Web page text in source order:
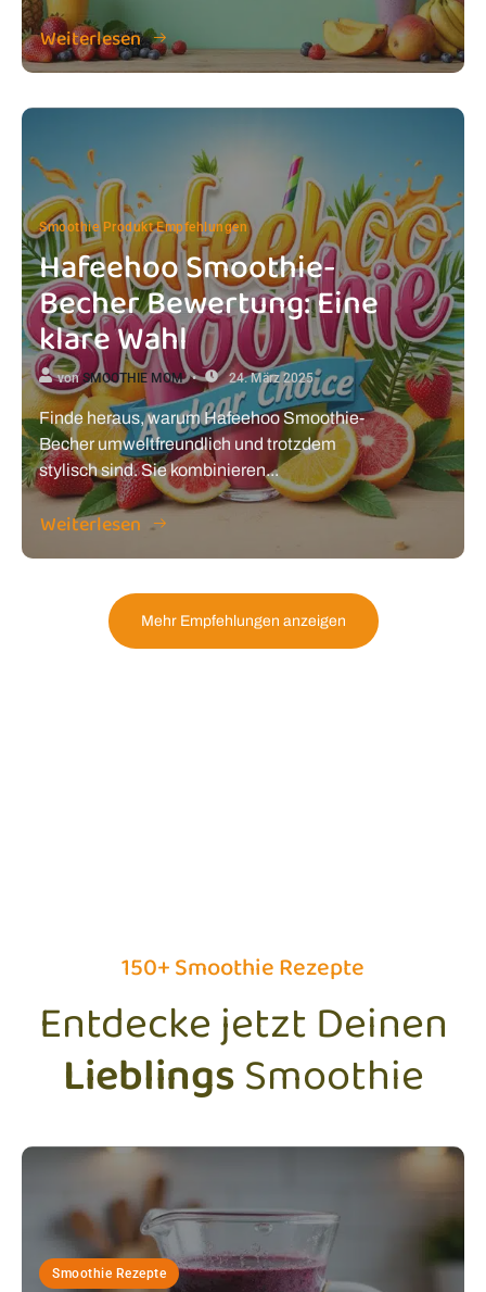
Weiterlesen
Smoothie Produkt Empfehlungen
Hafeehoo Smoothie-
Becher Bewertung: Eine
klare Wahl
vonSMOOTHIE MOM 24. März 2025
Finde heraus, warum Hafeehoo Smoothie-
Becher umweltfreundlich und trotzdem
stylisch sind. Sie kombinieren...
Weiterlesen
Mehr Empfehlungen anzeigen
150+ Smoothie Rezepte
Entdecke jetzt Deinen
LieblingsSmoothie
Smoothie Rezepte